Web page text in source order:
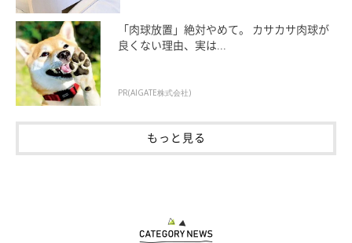
「肉球放置」絶対やめて。 カサカサ肉球が
良くない理由、実は...
PR(AIGATE株式会社)
もっと見る